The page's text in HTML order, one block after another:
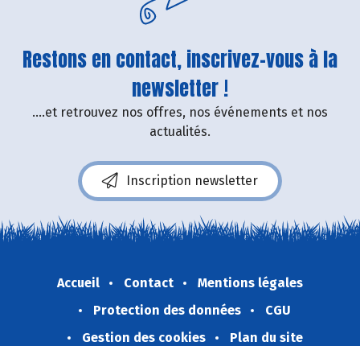
Restons en contact, inscrivez-vous à la
newsletter !
....et retrouvez nos offres, nos événements et nos
actualités.
Inscription newsletter
Accueil Contact
Mentions légales
Protection des données
CGU
Gestion des cookies
Plan du site